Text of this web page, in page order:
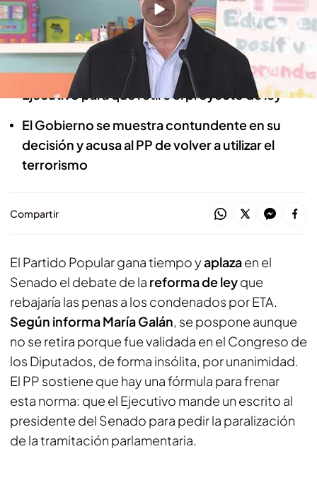
Esta votación permitirá que más de 40
terroristas de ETA salgan antes de la cárcel
Los populares intentaron convencer al
Ejecutivo para que retire el proyecto de ley
El Gobierno se muestra contundente en su
decisión y acusa al PP de volver a utilizar el
terrorismo
Compartir
El Partido Popular gana tiempo yaplazaen el
Senado el debate de la reforma de leyque
rebajaría las penas a los condenados por ETA.
Según informa María Galán, se pospone aunque
no se retira porque fue validada en el Congreso de
los Diputados, de forma insólita, por unanimidad.
El PP sostiene que hay una fórmula para frenar
esta norma: que el Ejecutivo mande un escrito al
presidente del Senado para pedir la paralización
de la tramitación parlamentaria.